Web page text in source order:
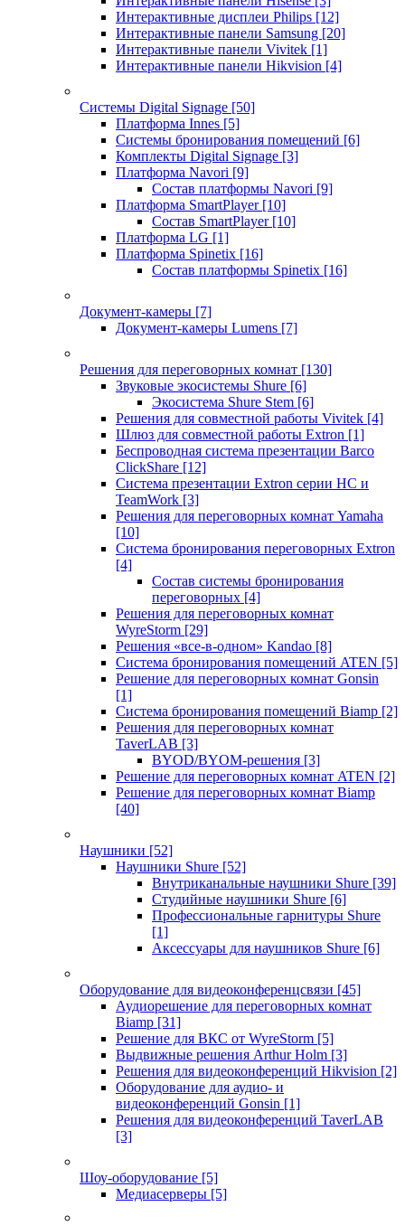
Интерактивные дисплеи Philips [12]
Интерактивные панели Samsung [20]
Интерактивные панели Vivitek [1]
Интерактивные панели Hikvision [4]
Системы Digital Signage [50]
Платформа Innes [5]
Системы бронирования помещений [6]
Комплекты Digital Signage [3]
Платформа Navori [9]
Состав платформы Navori [9]
Платформа SmartPlayer [10]
Состав SmartPlayer [10]
Платформа LG [1]
Платформа Spinetix [16]
Состав платформы Spinetix [16]
Документ-камеры [7]
Документ-камеры Lumens [7]
Решения для переговорных комнат [130]
Звуковые экосистемы Shure [6]
Экосистема Shure Stem [6]
Решения для совместной работы Vivitek [4]
Шлюз для совместной работы Extron [1]
Беспроводная система презентации Barco
ClickShare [12]
Система презентации Extron серии HC и
TeamWork [3]
Решения для переговорных комнат Yamaha
[10]
Система бронирования переговорных Extron
[4]
Состав системы бронирования
переговорных [4]
Решения для переговорных комнат
WyreStorm [29]
Решения «все-в-одном» Kandao [8]
Система бронирования помещений ATEN [5]
Решение для переговорных комнат Gonsin
[1]
Система бронирования помещений Biamp [2]
Решения для переговорных комнат
TaverLAB [3]
BYOD/BYOM-решения [3]
Решение для переговорных комнат ATEN [2]
Решение для переговорных комнат Biamp
[40]
Наушники [52]
Наушники Shure [52]
Внутриканальные наушники Shure [39]
Студийные наушники Shure [6]
Профессиональные гарнитуры Shure
[1]
Аксессуары для наушников Shure [6]
Оборудование для видеоконференцсвязи [45]
Аудиорешение для переговорных комнат
Biamp [31]
Решение для ВКС от WyreStorm [5]
Выдвижные решения Arthur Holm [3]
Решения для видеоконференций Hikvision [2]
Оборудование для аудио- и
видеоконференций Gonsin [1]
Решения для видеоконференций TaverLAB
[3]
Шоу-оборудование [5]
Медиасерверы [5]